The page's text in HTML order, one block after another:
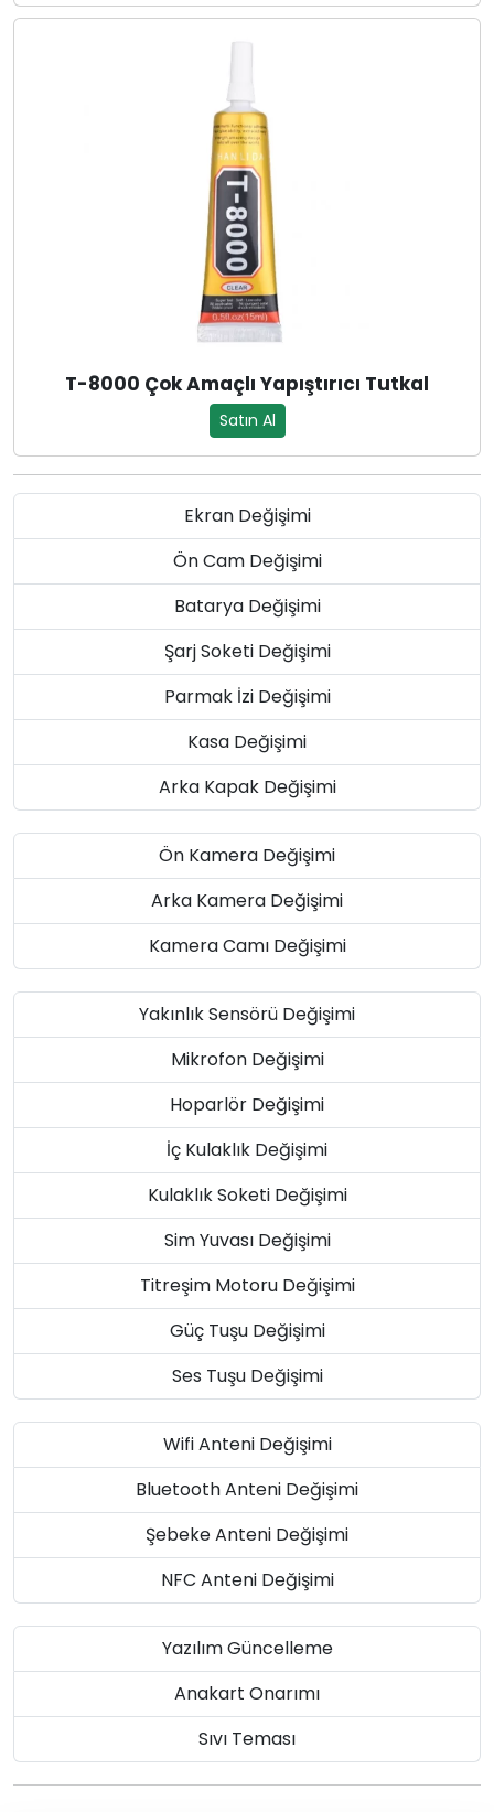
T-8000 Çok Amaçlı Yapıştırıcı Tutkal
Satın Al
Ekran Değişimi
Ön Cam Değişimi
Batarya Değişimi
Şarj Soketi Değişimi
Parmak İzi Değişimi
Kasa Değişimi
Arka Kapak Değişimi
Ön Kamera Değişimi
Arka Kamera Değişimi
Kamera Camı Değişimi
Yakınlık Sensörü Değişimi
Mikrofon Değişimi
Hoparlör Değişimi
İç Kulaklık Değişimi
Kulaklık Soketi Değişimi
Sim Yuvası Değişimi
Titreşim Motoru Değişimi
Güç Tuşu Değişimi
Ses Tuşu Değişimi
Wifi Anteni Değişimi
Bluetooth Anteni Değişimi
Şebeke Anteni Değişimi
NFC Anteni Değişimi
Yazılım Güncelleme
Anakart Onarımı
Sıvı Teması